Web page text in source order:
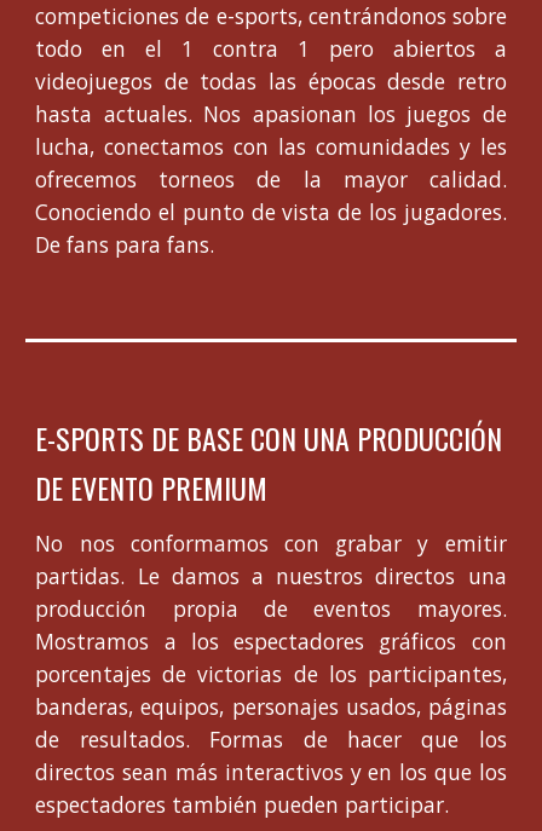
competiciones de e-sports, centrándonos sobre
todo en el 1 contra 1 pero abiertos a
videojuegos de todas las épocas desde retro
hasta actuales. Nos apasionan los juegos de
lucha, conectamos con las comunidades y les
ofrecemos torneos de la mayor calidad.
Conociendo el punto de vista de los jugadores.
De fans para fans.
E-SPORTS DE BASE CON UNA PRODUCCIÓN
DE EVENTO PREMIUM
No nos conformamos con grabar y emitir
partidas. Le damos a nuestros directos una
producción propia de eventos mayores.
Mostramos a los espectadores gráficos con
porcentajes de victorias de los participantes,
banderas, equipos, personajes usados, páginas
de resultados. Formas de hacer que los
directos sean más interactivos y en los que los
espectadores también pueden participar.